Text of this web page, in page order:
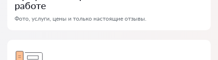
работе
Фото, услуги, цены и только настоящие отзывы.